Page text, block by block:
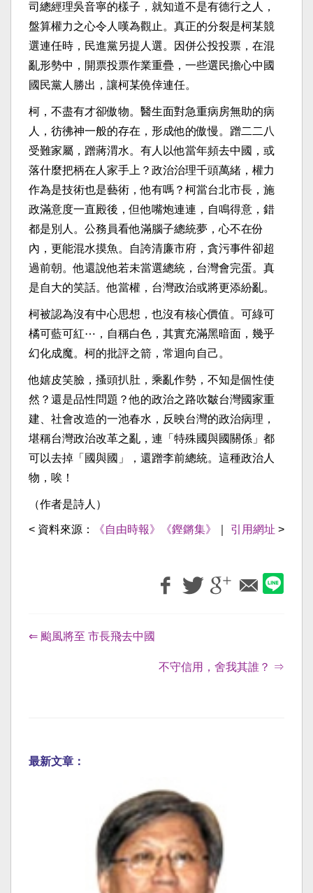
司總經理吳音寧的樣子，就知道不是有德行之人，
盤算權力之心令人嘆為觀止。真正的分裂是柯某競
選連任時，民進黨另提人選。因併公投投票，在混
亂形勢中，開票投票作業重疊，一些選民擔心中國
國民黨人勝出，讓柯某僥倖連任。
柯，不盡有才卻傲物。醫生面對急重病房無助的病
人，彷彿神一般的存在，形成他的傲慢。蹭二二八
受難家屬，蹭蔣渭水。有人以他當年頻去中國，或
落什麼把柄在人家手上？政治治理千頭萬緒，權力
作為是技術也是藝術，他有嗎？柯當台北市長，施
政滿意度一直殿後，但他嘴炮連連，自鳴得意，錯
都是別人。公務員看他滿腦子總統夢，心不在份
內，更能混水摸魚。自誇清廉市府，貪污事件卻超
過前朝。他還說他若未當選總統，台灣會完蛋。真
是自大的笑話。他當權，台灣政治或將更添紛亂。
柯被認為沒有中心思想，也沒有核心價值。可綠可
橘可藍可紅⋯，自稱白色，其實充滿黑暗面，幾乎
幻化成魔。柯的批評之箭，常迴向自己。
他嬉皮笑臉，搔頭扒肚，乘亂作勢，不知是個性使
然？還是品性問題？他的政治之路吹皺台灣國家重
建、社會改造的一池春水，反映台灣的政治病理，
堪稱台灣政治改革之亂，連「特殊國與國關係」都
可以去掉「國與國」，還蹭李前總統。這種政治人
物，唉！
（作者是詩人）
< 資料來源： 《自由時報》《鏗鏘集》 引用網址 >
⇐ 颱風將至 市長飛去中國
不守信用，舍我其誰？ ⇒
最新文章：